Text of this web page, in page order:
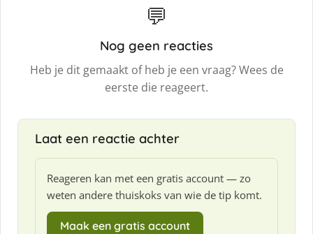
💬
Nog geen reacties
Heb je dit gemaakt of heb je een vraag? Wees de
eerste die reageert.
Laat een reactie achter
Reageren kan met een gratis account — zo
weten andere thuiskoks van wie de tip komt.
Maak een gratis account